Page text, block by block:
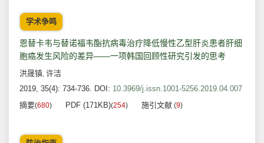
学术争鸣
恩替卡韦与替诺福韦酯抗病毒治疗降低慢性乙型肝炎患者肝细
胞癌发生风险的差异——一项韩国回顾性研究引发的思考
洪晟镇, 许洁
2019, 35(4): 734-736. DOI: 10.3969/j.issn.1001-5256.2019.04.007
摘要(680) PDF (171KB)(254) 施引文献 (9)